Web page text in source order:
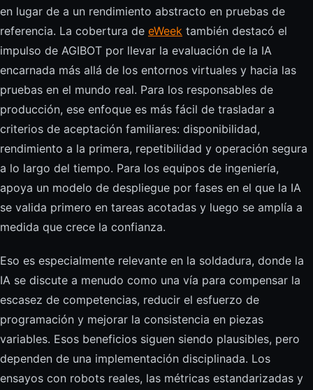
en lugar de a un rendimiento abstracto en pruebas de
referencia. La cobertura de eWeek también destacó el
impulso de AGIBOT por llevar la evaluación de la IA
encarnada más allá de los entornos virtuales y hacia las
pruebas en el mundo real. Para los responsables de
producción, ese enfoque es más fácil de trasladar a
criterios de aceptación familiares: disponibilidad,
rendimiento a la primera, repetibilidad y operación segura
a lo largo del tiempo. Para los equipos de ingeniería,
apoya un modelo de despliegue por fases en el que la IA
se valida primero en tareas acotadas y luego se amplía a
medida que crece la confianza.
Eso es especialmente relevante en la soldadura, donde la
IA se discute a menudo como una vía para compensar la
escasez de competencias, reducir el esfuerzo de
programación y mejorar la consistencia en piezas
variables. Esos beneficios siguen siendo plausibles, pero
dependen de una implementación disciplinada. Los
ensayos con robots reales, las métricas estandarizadas y